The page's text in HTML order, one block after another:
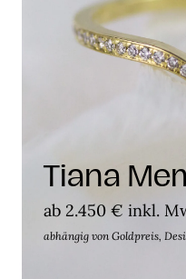
Tiana
ab 2.450 € inkl.
abhängig von Goldpreis,